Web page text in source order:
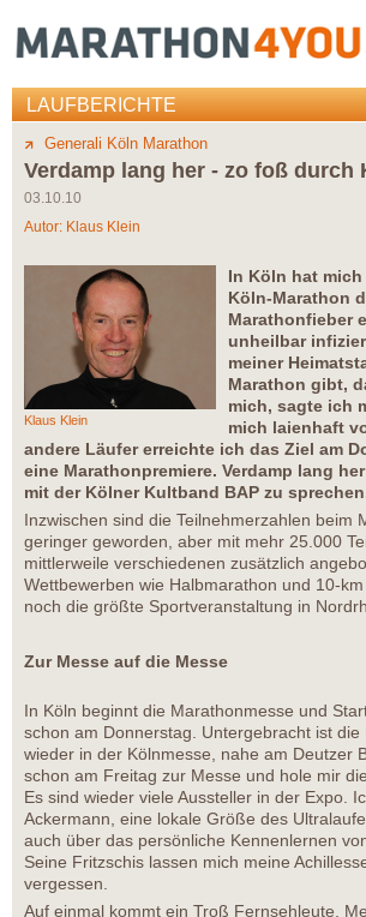
LAUFBERICHTE
Generali Köln Marathon
Verdamp lang her - zo foß durch
03.10.10
Autor: Klaus Klein
Klaus Klein
In Köln hat mich
Köln-Marathon
Marathonfieber
unheilbar
meiner
Marathon gibt,
mich, sagte ich
mich laienhaft
andere Läufer erreichte ich das Ziel am
eine Marathonpremiere. Verdamp lang
mit der Kölner Kultband BAP zu
Inzwischen sind die Teilnehmerzahlen beim
geringer geworden, aber mit mehr 25.000
mittlerweile verschiedenen zusätzlich
Wettbewerben wie Halbmarathon und 10-
noch die größte Sportveranstaltung in
Zur Messe auf die Messe
In Köln beginnt die Marathonmesse und
schon am Donnerstag. Untergebracht ist die
wieder in der Kölnmesse, nahe am Deutzer
schon am Freitag zur Messe und hole mir
Es sind wieder viele Aussteller in der Expo.
Ackermann, eine lokale Größe des
auch über das persönliche Kennenlernen
Seine Fritzschis lassen mich meine
vergessen.
Auf einmal kommt ein Troß Fernsehleute.